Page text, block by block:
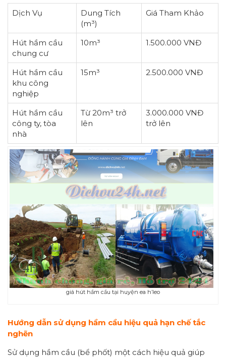
Dịch Vụ
Dung Tích
(m³)
Giá Tham Khảo
Hút hầm cầu
chung cư
10m³ 1.500.000 VNĐ
Hút hầm cầu
khu công
nghiệp
15m³ 2.500.000 VNĐ
Hút hầm cầu
công ty, tòa
nhà
Từ 20m³ trở
lên
3.000.000 VNĐ
trở lên
giá hút hầm cầu tại huyện ea h’leo
Hướng dẫn sử dụng hầm cầu hiệu quả hạn chế tắc
nghẽn
Sử dụng hầm cầu (bể phốt) một cách hiệu quả giúp